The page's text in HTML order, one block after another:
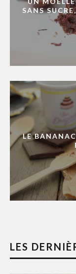
SANS
LE
LES